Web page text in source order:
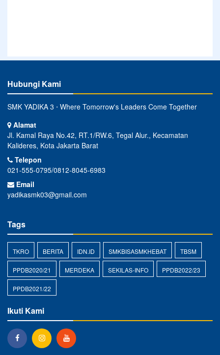
Hubungi Kami
SMK YADIKA 3 ⋅ Where Tomorrow's Leaders Come Together
Alamat
Jl. Kamal Raya No.42, RT.1/RW.6, Tegal Alur., Kecamatan
Kalideres, Kota Jakarta Barat
Telepon
021-555-0795/0812-8045-6983
Email
yadikasmk03@gmail.com
Tags
TKRO BERITA IDN.ID SMKBISASMKHEBAT TBSM
PPDB2020/21 MERDEKA SEKILAS-INFO PPDB2022/23
PPDB2021/22
Ikuti Kami